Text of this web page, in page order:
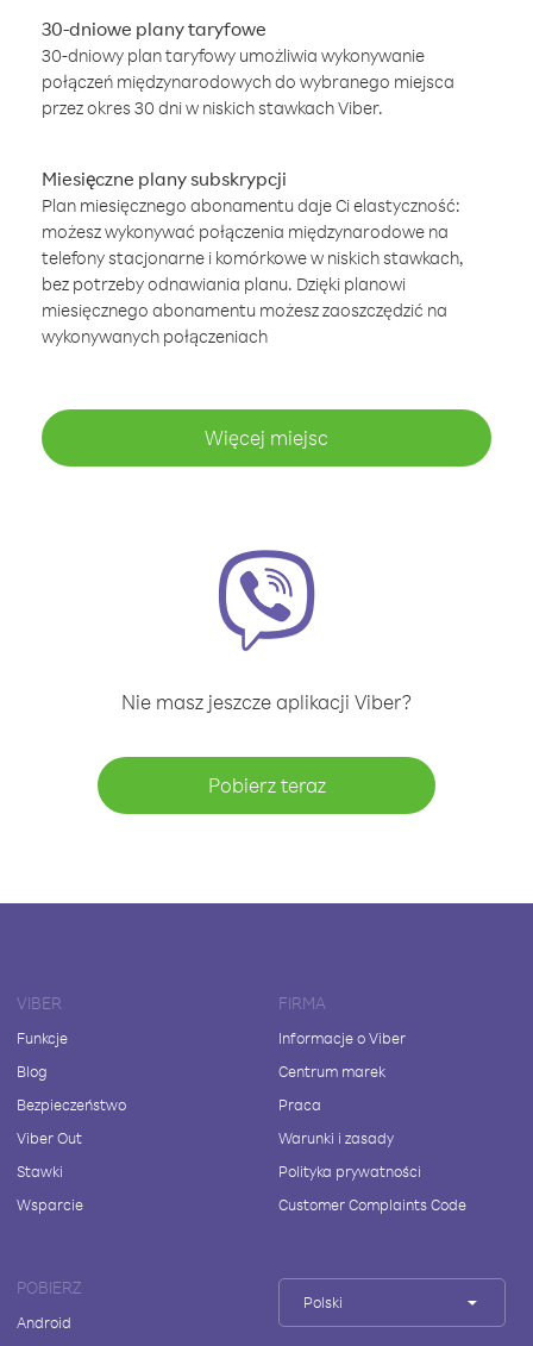
30-dniowe plany taryfowe
30-dniowy plan taryfowy umożliwia wykonywanie
połączeń międzynarodowych do wybranego miejsca
przez okres 30 dni w niskich stawkach Viber.
Miesięczne plany subskrypcji
Plan miesięcznego abonamentu daje Ci elastyczność:
możesz wykonywać połączenia międzynarodowe na
telefony stacjonarne i komórkowe w niskich stawkach,
bez potrzeby odnawiania planu. Dzięki planowi
miesięcznego abonamentu możesz zaoszczędzić na
wykonywanych połączeniach
Więcej miejsc
Nie masz jeszcze aplikacji Viber?
Pobierz teraz
VIBER
Funkcje
Blog
Bezpieczeństwo
Viber Out
Stawki
Wsparcie
FIRMA
Informacje o Viber
Centrum marek
Praca
Warunki i zasady
Polityka prywatności
Customer Complaints Code
POBIERZ
Android
Polski